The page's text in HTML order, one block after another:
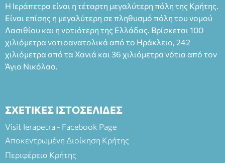
Η Ιεράπετρα είναι η τέταρτη μεγαλύτερη πόλη της Κρήτης.
Είναι επίσης η μεγαλύτερη σε πληθυσμό πόλη του νομού
Λασιθίου και η νοτιότερη της Ελλάδας. Βρίσκεται 100
χιλιόμετρα νοτιοανατολικά από το Ηράκλειο, 242
χιλιόμετρα από τα Χανιά και 36 χιλιόμετρα νότια από τον
Άγιο Νικόλαο.
ΣΧΕΤΙΚΕΣ ΙΣΤΟΣΕΛΙΔΕΣ
Visit Ierapetra - Facebook Page
Αποκεντρωμένη Διοίκηση Κρήτης
Περιφέρεια Κρήτης